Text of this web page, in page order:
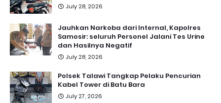
July 28, 2026
Jauhkan Narkoba dari Internal, Kapolres
Samosir: seluruh Personel Jalani Tes Urine
dan Hasilnya Negatif
July 28, 2026
Polsek Talawi Tangkap Pelaku Pencurian
Kabel Tower di Batu Bara
July 27, 2026